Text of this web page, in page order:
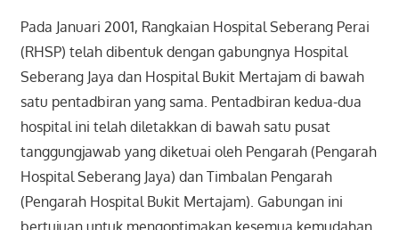
Pada Januari 2001, Rangkaian Hospital Seberang Perai
(RHSP) telah dibentuk dengan gabungnya Hospital
Seberang Jaya dan Hospital Bukit Mertajam di bawah
satu pentadbiran yang sama. Pentadbiran kedua-dua
hospital ini telah diletakkan di bawah satu pusat
tanggungjawab yang diketuai oleh Pengarah (Pengarah
Hospital Seberang Jaya) dan Timbalan Pengarah
(Pengarah Hospital Bukit Mertajam). Gabungan ini
bertujuan untuk mengoptimakan kesemua kemudahan